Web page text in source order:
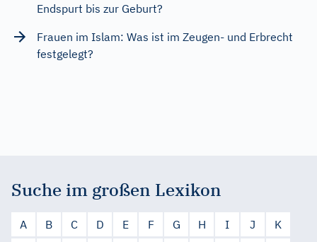
Endspurt bis zur Geburt?
Frauen im Islam: Was ist im Zeugen- und Erbrecht
festgelegt?
Suche im großen Lexikon
A B C D E F G H I J
K